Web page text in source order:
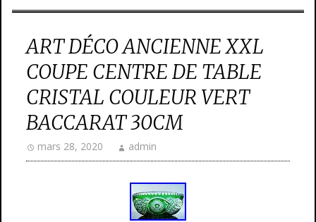
ART DÉCO ANCIENNE XXL
COUPE CENTRE DE TABLE
CRISTAL COULEUR VERT
BACCARAT 30CM
mars 28, 2020 admin